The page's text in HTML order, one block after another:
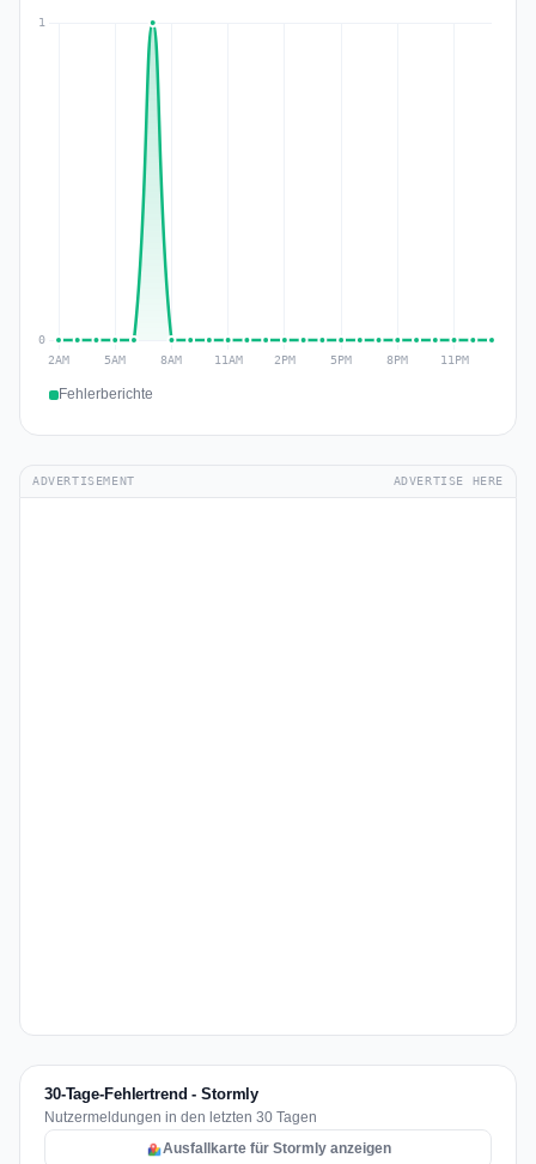
Fehlerberichte
ADVERTISEMENT ADVERTISE HERE
30-Tage-Fehlertrend - Stormly
Nutzermeldungen in den letzten 30 Tagen
Ausfallkarte für Stormly anzeigen